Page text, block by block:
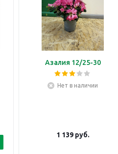
Азалия 12/25-30
Нет в наличии
1 139руб.